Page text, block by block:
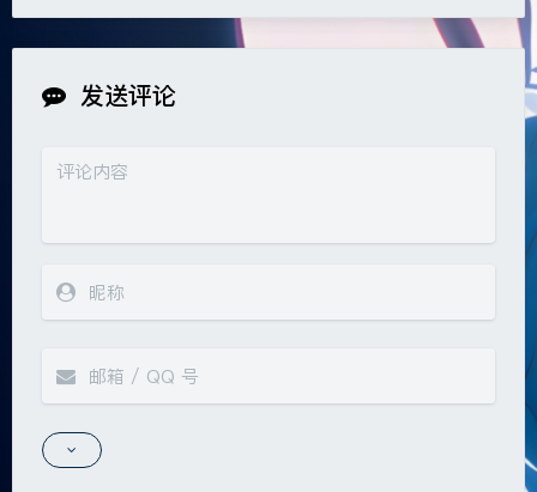
Sans Serif Serif
发送评论